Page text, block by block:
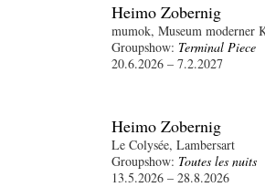
Heimo Zobernig
mumok, Museum moderner
Groupshow: Terminal Piece
20.6.2026 – 7.2.2027
Heimo Zobernig
Le Colysée, Lambersart
Groupshow: Toutes les nuits
13.5.2026 – 28.8.2026